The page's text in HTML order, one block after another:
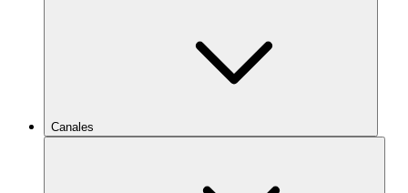
Canales